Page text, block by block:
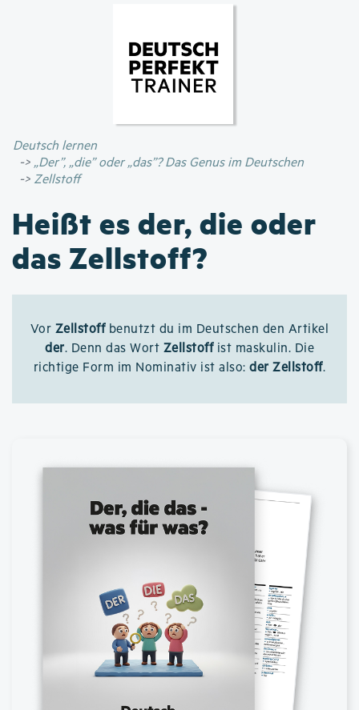
Inhalt
Deutsch lernen
„Der”, „die” oder „das”? Das Genus im Deutschen
Zellstoff
Heißt es der, die oder
das Zellstoff?
Vor Zellstoffbenutzt du im Deutschen den Artikel
der. Denn das Wort Zellstoffist maskulin. Die
richtige Form im Nominativ ist also:der Zellstoff.